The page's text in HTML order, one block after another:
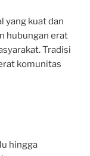
yang kuat dan
hubungan erat
Tradisi
komunitas
hingga